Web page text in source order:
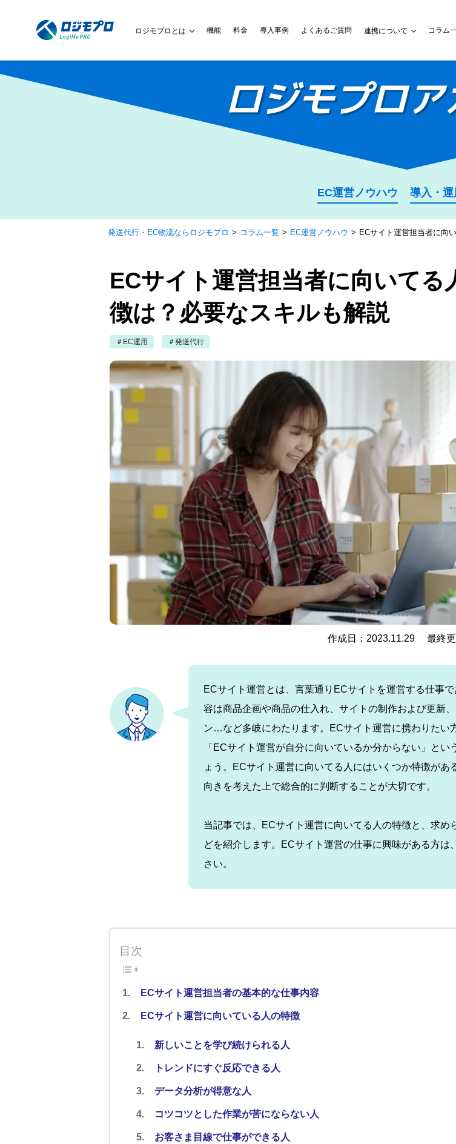
ロジモプロとは 機能 料金 導入事例 よくあるご質問 連携について コラム
ロジモプロア
EC運営ノウハウ 導入・
発送代行・EC物流ならロジモプロ コラム一覧 EC運営ノウハウ ECサイト運営担当者に向
ECサイト運営担当者に向いてる
徴は？必要なスキルも解説
＃EC運用 ＃発送代行
作成日：2023.11.29 最終更
ECサイト運営とは、言葉通りECサイトを運営する仕事
容は商品企画や商品の仕入れ、サイトの制作および更新
ン…など多岐にわたります。ECサイト運営に携わりたい
「ECサイト運営が自分に向いているか分からない」とい
ょう。ECサイト運営に向いてる人にはいくつか特徴があ
向きを考えた上で総合的に判断することが大切です。
当記事では、ECサイト運営に向いてる人の特徴と、求め
どを紹介します。ECサイト運営の仕事に興味がある方は
さい。
目次
ECサイト運営担当者の基本的な仕事内容
ECサイト運営に向いている人の特徴
新しいことを学び続けられる人
トレンドにすぐ反応できる人
データ分析が得意な人
コツコツとした作業が苦にならない人
お客さま目線で仕事ができる人